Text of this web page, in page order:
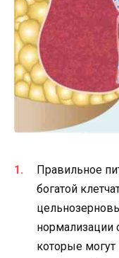
Правильное
богатой
нормализации
которые